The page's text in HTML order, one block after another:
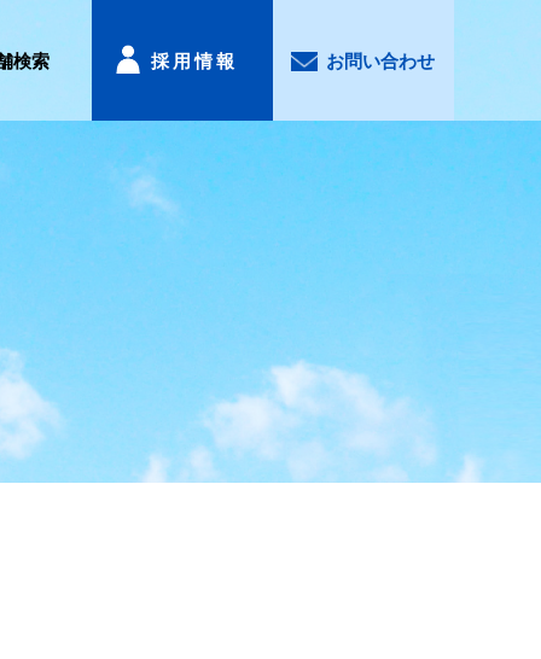
検索 採用情報 お問い合わせ